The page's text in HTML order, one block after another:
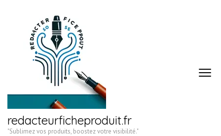
redacteurficheproduit.fr
"Sublimez vos produits, boostez votre visibilité."